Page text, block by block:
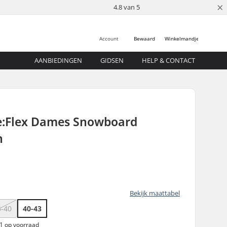
4.8 van 5 ×
Winkelmandje
Bewaard
Account
AANBIEDINGEN GIDSEN HELP & CONTACT
Dames Snowboard
Bekijk maattabel
40 40-43
op voorraad